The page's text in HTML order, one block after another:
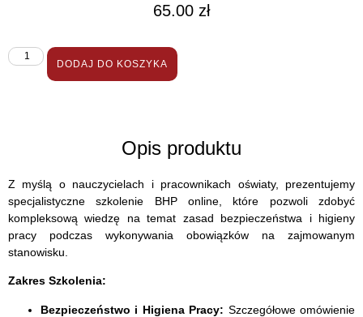
65.00 zł
DODAJ DO KOSZYKA
Opis produktu
Z myślą o nauczycielach i pracownikach oświaty, prezentujemy
specjalistyczne szkolenie BHP online, które pozwoli zdobyć
kompleksową wiedzę na temat zasad bezpieczeństwa i higieny
pracy podczas wykonywania obowiązków na zajmowanym
stanowisku.
Zakres Szkolenia:
Bezpieczeństwo i Higiena Pracy: Szczegółowe omówienie